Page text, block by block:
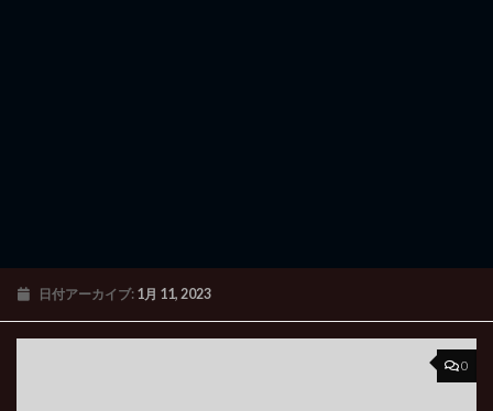
日付アーカイブ: 1月 11, 2023
0